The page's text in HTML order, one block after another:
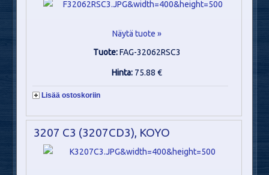
Näytä tuote »
Tuote:FAG-32062RSC3
Hinta: 75.88 €
Lisää ostoskoriin
3207 C3 (3207CD3), KOYO